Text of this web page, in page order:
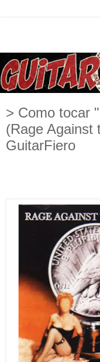
> Como tocar
(Rage Against
GuitarFiero